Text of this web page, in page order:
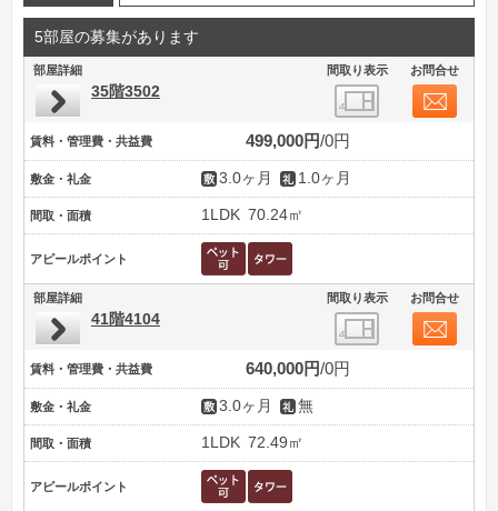
5部屋の募集があります
部屋詳細 間取り表示 お問合せ
35階3502
賃料・管理費・共益費 499,000円 0円
敷金・礼金 3.0ヶ月 1.0ヶ月
間取・面積 1LDK 70.24㎡
アピールポイント
部屋詳細 間取り表示 お問合せ
41階4104
賃料・管理費・共益費 640,000円 0円
敷金・礼金 3.0ヶ月 無
間取・面積 1LDK 72.49㎡
アピールポイント